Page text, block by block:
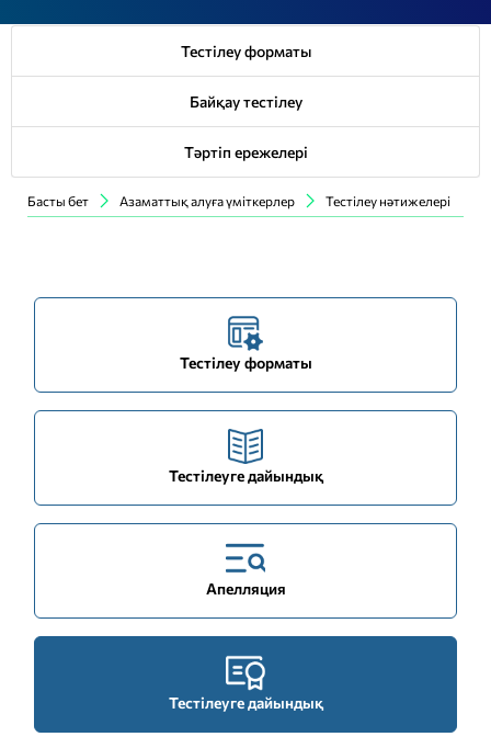
Тестілеу форматы
Байқау тестілеу
Тәртіп ережелері
Басты бет Азаматтық алуға үміткерлер Тестілеу нәтижелері
Тестілеу форматы
Тестілеуге дайындық
Апелляция
Тестілеуге дайындық